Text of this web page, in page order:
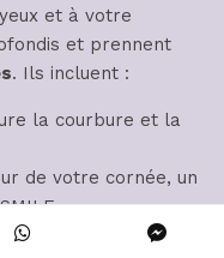
et à votre
et prennent
. Ils incluent :
la courbure et la
de votre cornée, un
la santé de votre